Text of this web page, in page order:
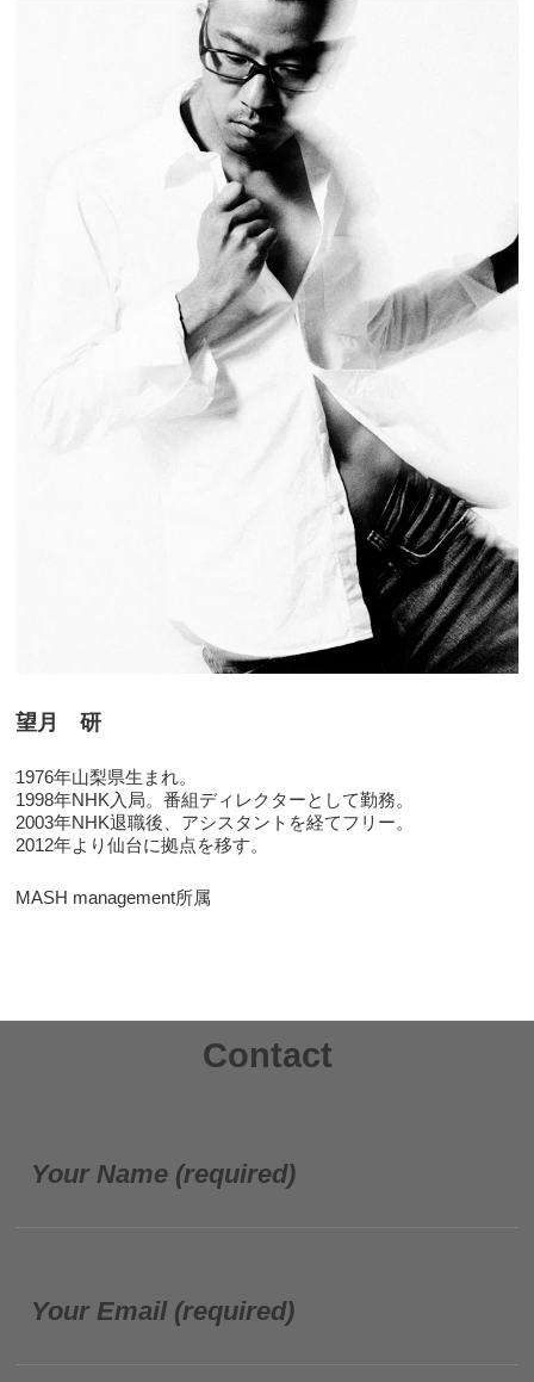
望月 研
1976年山梨県生まれ。
1998年NHK入局。番組ディレクターとして勤務。
2003年NHK退職後、アシスタントを経てフリー。
2012年より仙台に拠点を移す。
MASH management所属
Contact
Your Name (required)
Your Email (required)